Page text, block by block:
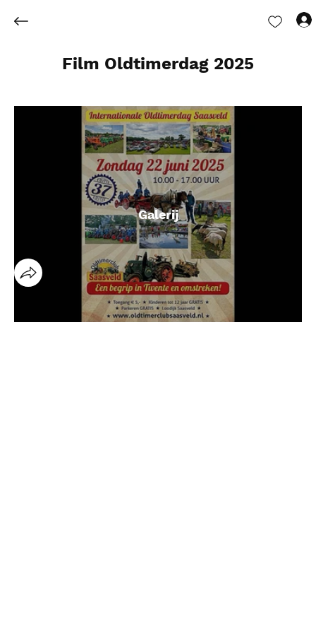
Galerij
Film Oldtimerdag 2025